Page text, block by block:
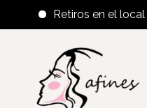
Retiros en el local a
contenido